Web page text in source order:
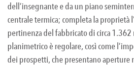
dell’insegnante e da un piano
centrale termica; completa la proprietà
pertinenza del fabbricato di circa 1.362
planimetrico è regolare, così come
dei prospetti, che presentano aperture